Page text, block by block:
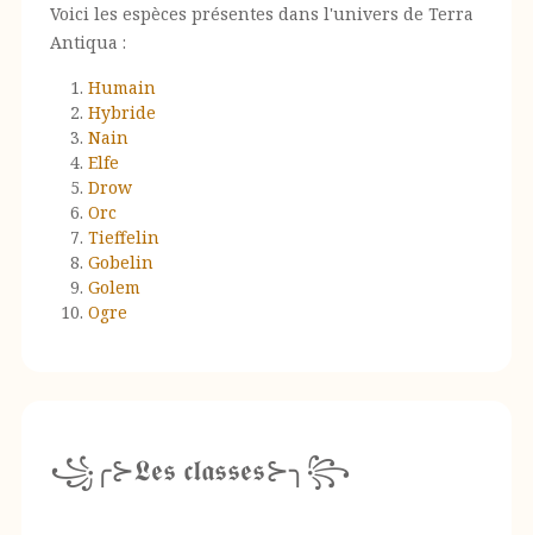
Voici les espèces présentes dans l'univers de Terra
Antiqua :
Humain
Hybride
Nain
Elfe
Drow
Orc
Tieffelin
Gobelin
Golem
Ogre
꧁╭⊱𝕷𝖊𝖘 𝖈𝖑𝖆𝖘𝖘𝖊𝖘⊱╮꧂